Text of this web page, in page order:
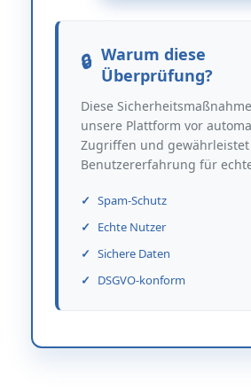
Warum diese
Überprüfung?
Diese
unsere Plattform vor
Zugriffen und
Benutzererfahrung für
Spam-Schutz
Echte Nutzer
Sichere Daten
DSGVO-konform